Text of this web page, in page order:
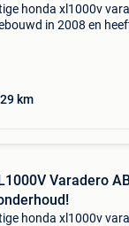
honda xl1000v
in 2008 en
km
Varadero
honda xl1000v